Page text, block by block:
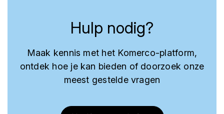
Hulp nodig?
Maak kennis met het Komerco-platform,
ontdek hoe je kan bieden of doorzoek onze
meest gestelde vragen